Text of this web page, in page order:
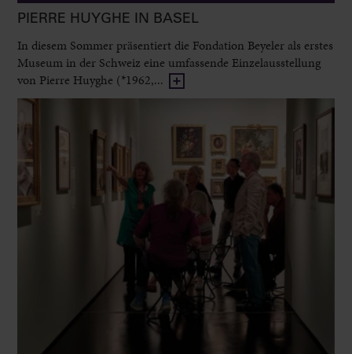
PIERRE HUYGHE IN BASEL
In diesem Sommer präsentiert die Fondation Beyeler als erstes
Museum in der Schweiz eine umfassende Einzelausstellung
von Pierre Huyghe (*1962,...